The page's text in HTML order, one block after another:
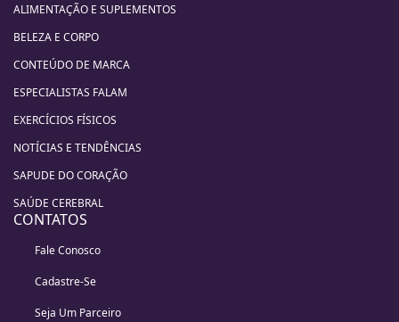
ALIMENTAÇÃO E SUPLEMENTOS
BELEZA E CORPO
CONTEÚDO DE MARCA
ESPECIALISTAS FALAM
EXERCÍCIOS FÍSICOS
NOTÍCIAS E TENDÊNCIAS
SAPUDE DO CORAÇÃO
SAÚDE CEREBRAL
CONTATOS
Fale Conosco
Cadastre-Se
Seja Um Parceiro